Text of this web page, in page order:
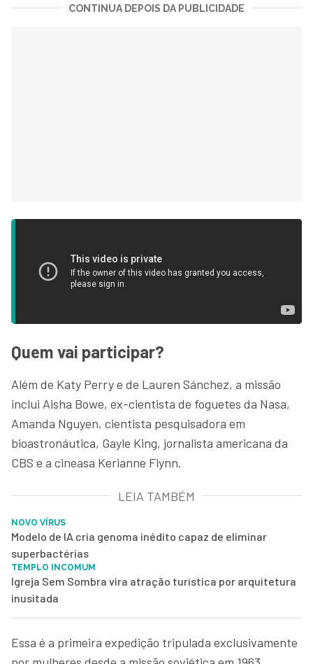
CONTINUA DEPOIS DA PUBLICIDADE
Quem vai participar?
Além de Katy Perry e de Lauren Sánchez, a missão
inclui Aisha Bowe, ex-cientista de foguetes da Nasa,
Amanda Nguyen, cientista pesquisadora em
bioastronáutica, Gayle King, jornalista americana da
CBS e a cineasa Kerianne Flynn.
LEIA TAMBÉM
NOVO VÍRUS
Modelo de IA cria genoma inédito capaz de eliminar
superbactérias
TEMPLO INCOMUM
Igreja Sem Sombra vira atração turística por arquitetura
inusitada
Essa é a primeira expedição tripulada exclusivamente